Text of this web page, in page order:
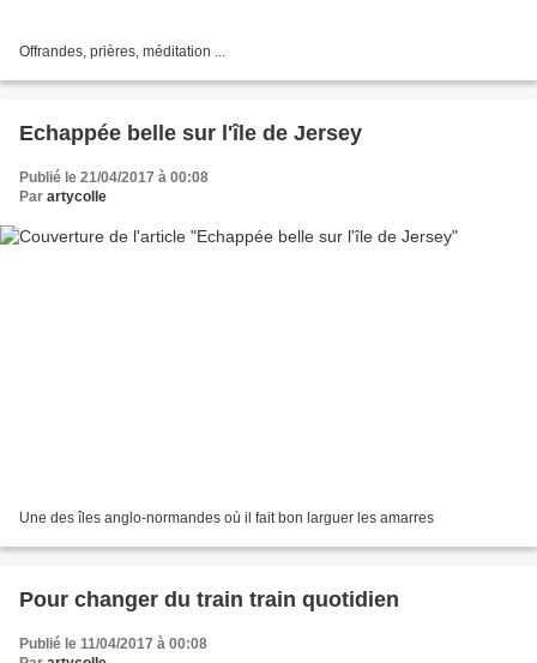
Offrandes, prières, méditation ...
Echappée belle sur l'île de Jersey
Publié le 21/04/2017 à 00:08
Par artycolle
Une des îles anglo-normandes où il fait bon larguer les amarres
Pour changer du train train quotidien
Publié le 11/04/2017 à 00:08